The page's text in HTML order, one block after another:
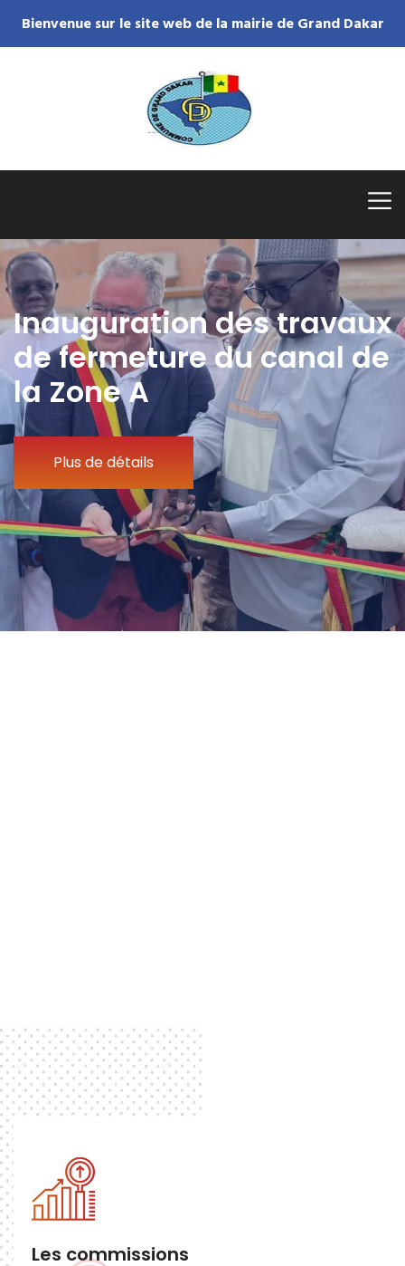
Bienvenue sur le site web de la mairie de Grand Dakar
Inauguration des travaux
de fermeture du canal de
la Zone A
Plus de détails
Les commissions